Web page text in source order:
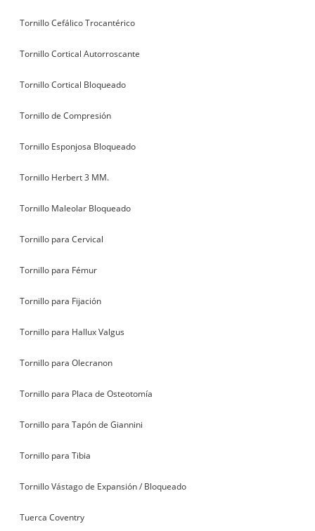
Tornillo Cefálico Trocantérico
Tornillo Cortical Autorroscante
Tornillo Cortical Bloqueado
Tornillo de Compresión
Tornillo Esponjosa Bloqueado
Tornillo Herbert 3 MM.
Tornillo Maleolar Bloqueado
Tornillo para Cervical
Tornillo para Fémur
Tornillo para Fijación
Tornillo para Hallux Valgus
Tornillo para Olecranon
Tornillo para Placa de Osteotomía
Tornillo para Tapón de Giannini
Tornillo para Tibia
Tornillo Vástago de Expansión / Bloqueado
Tuerca Coventry